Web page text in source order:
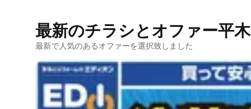
最新のチラシとオファー平木
最新で人気のあるオファーを選択致しました